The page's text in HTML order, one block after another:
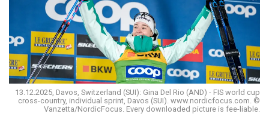
13.12.2025, Davos, Switzerland (SUI): Gina Del Rio (AND) - FIS world cup
cross-country, individual sprint, Davos (SUI). www.nordicfocus.com. ©
Vanzetta/NordicFocus. Every downloaded picture is fee-liable.